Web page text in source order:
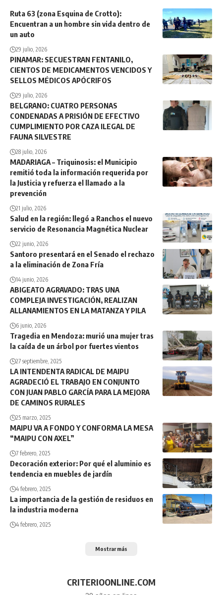
Ruta 63 (zona Esquina de Crotto):
Encuentran a un hombre sin vida dentro de
un auto
29 julio, 2026
PINAMAR: SECUESTRAN FENTANILO,
CIENTOS DE MEDICAMENTOS VENCIDOS Y
SELLOS MÉDICOS APÓCRIFOS
29 julio, 2026
BELGRANO: CUATRO PERSONAS
CONDENADAS A PRISIÓN DE EFECTIVO
CUMPLIMIENTO POR CAZA ILEGAL DE
FAUNA SILVESTRE
28 julio, 2026
MADARIAGA – Triquinosis: el Municipio
remitió toda la información requerida por
la Justicia y refuerza el llamado a la
prevención
21 julio, 2026
Salud en la región: llegó a Ranchos el nuevo
servicio de Resonancia Magnética Nuclear
22 junio, 2026
Santoro presentará en el Senado el rechazo
a la eliminación de Zona Fría
14 junio, 2026
ABIGEATO AGRAVADO: TRAS UNA
COMPLEJA INVESTIGACIÓN, REALIZAN
ALLANAMIENTOS EN LA MATANZA Y PILA
6 junio, 2026
Tragedia en Mendoza: murió una mujer tras
la caída de un árbol por fuertes vientos
27 septiembre, 2025
LA INTENDENTA RADICAL DE MAIPU
AGRADECIÓ EL TRABAJO EN CONJUNTO
CON JUAN PABLO GARCÍA PARA LA MEJORA
DE CAMINOS RURALES
25 marzo, 2025
MAIPU VA A FONDO Y CONFORMA LA MESA
“MAIPU CON AXEL”
7 febrero, 2025
Decoración exterior: Por qué el aluminio es
tendencia en muebles de jardín
4 febrero, 2025
La importancia de la gestión de residuos en
la industria moderna
4 febrero, 2025
Mostrar más
CRITERIOONLINE.COM